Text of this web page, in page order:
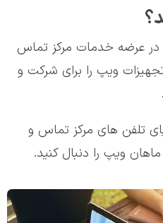
با سابقه 20 ساله در عرضه خدمات مرکز تماس
ویپ را برای شرکت و
تلفن های مرکز تماس و
ویپ را دنبال کنید.